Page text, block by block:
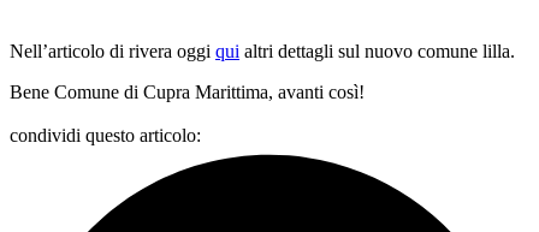
Nell’articolo di rivera oggi qui altri dettagli sul nuovo comune lilla.
Bene Comune di Cupra Marittima, avanti così!
condividi questo articolo: